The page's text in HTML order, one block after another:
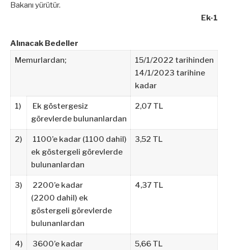
Bakanı yürütür.
Ek-1
Alınacak Bedeller
Memurlardan;
15/1/2022 tarihinden
14/1/2023 tarihine
kadar
1)
Ek göstergesiz
görevlerde bulunanlardan
2,07 TL
2)
1100’e kadar (1100 dahil)
ek göstergeli görevlerde
bulunanlardan
3,52 TL
3)
2200’e kadar
(2200 dahil) ek
göstergeli görevlerde
bulunanlardan
4,37 TL
4) 3600’e kadar 5,66 TL